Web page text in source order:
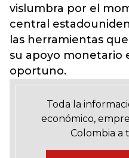
vislumbra por el
central
las herramientas
su apoyo monetario
oportuno.
Toda la
económico,
Colombia a